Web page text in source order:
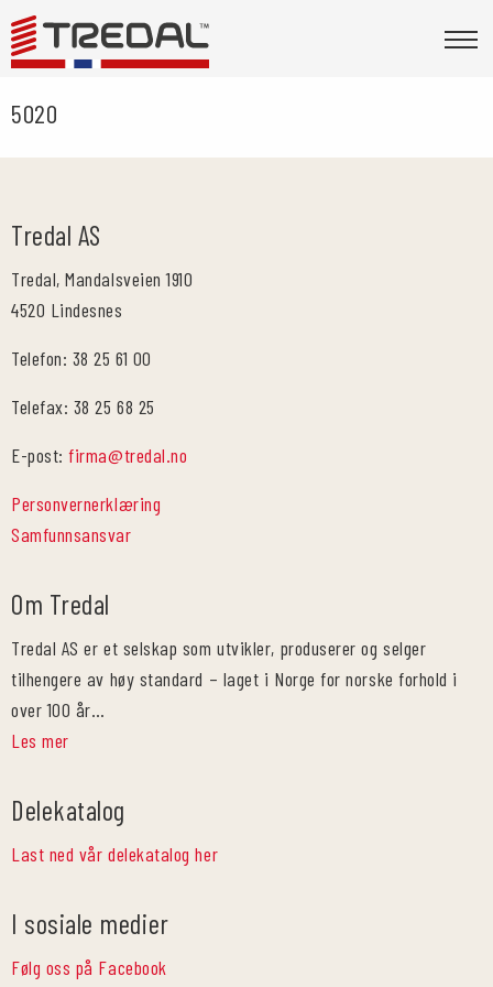
5020
Tredal AS
Tredal, Mandalsveien 1910
4520 Lindesnes
Telefon: 38 25 61 00
Telefax: 38 25 68 25
E-post:firma@tredal.no
Personvernerklæring
Samfunnsansvar
Om Tredal
Tredal AS er et selskap som utvikler, produserer og selger
tilhengere av høy standard – laget i Norge for norske forhold i
over 100 år…
Les mer
Delekatalog
Last ned vår delekatalog her
I sosiale medier
Følg oss på Facebook